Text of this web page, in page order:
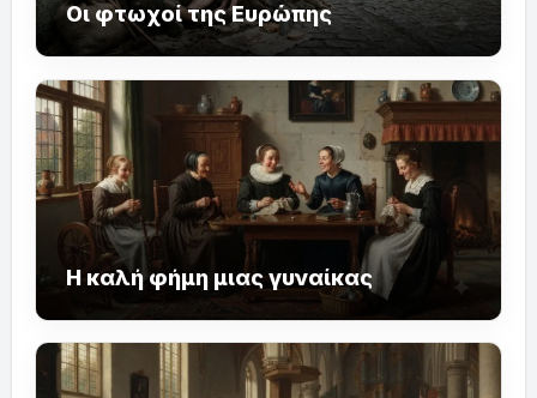
Οι φτωχοί της Ευρώπης
Η καλή φήμη μιας γυναίκας